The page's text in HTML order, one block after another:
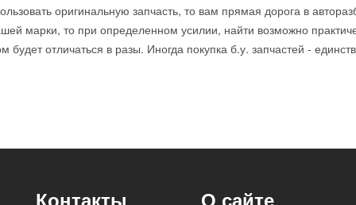
оригинальную запчасть, то вам прямая дорога в
марки, то при определенном усилии, найти возможно
отличаться в разы. Иногда покупка б.у. запчастей -
Контакты О сайте